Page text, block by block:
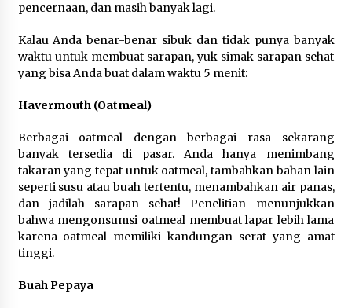
7 Agustus 2026
Tagihan Air Tanpa Pemakaian,
Terungkap Ada Transisi Panjang
Didesak Transparan
Sarana PAUD Diperkuat, Tangsel
Dorong Angka Partisipasi Sekolah
Terus Meningkat
7 Agustus 2026
pencernaan, dan masih banyak lagi.
Kalau Anda benar-benar sibuk dan tidak punya banyak
waktu untuk membuat sarapan, yuk simak sarapan sehat
yang bisa Anda buat dalam waktu 5 menit:
Havermouth (Oatmeal)
Berbagai oatmeal dengan berbagai rasa sekarang
banyak tersedia di pasar. Anda hanya menimbang
takaran yang tepat untuk oatmeal, tambahkan bahan lain
seperti susu atau buah tertentu, menambahkan air panas,
dan jadilah sarapan sehat! Penelitian menunjukkan
bahwa mengonsumsi oatmeal membuat lapar lebih lama
karena oatmeal memiliki kandungan serat yang amat
tinggi.
Buah Pepaya